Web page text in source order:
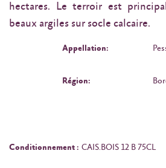
hectares. Le terroir est
beaux argiles sur socle calcaire.
Appellation:
Région:
Conditionnement : CAIS.BOIS 12 B 75CL